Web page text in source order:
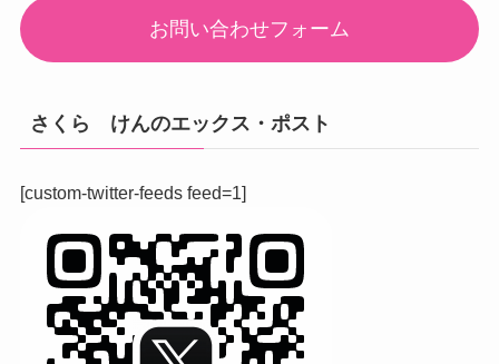
お問い合わせフォーム
さくら けんのエックス・ポスト
[custom-twitter-feeds feed=1]